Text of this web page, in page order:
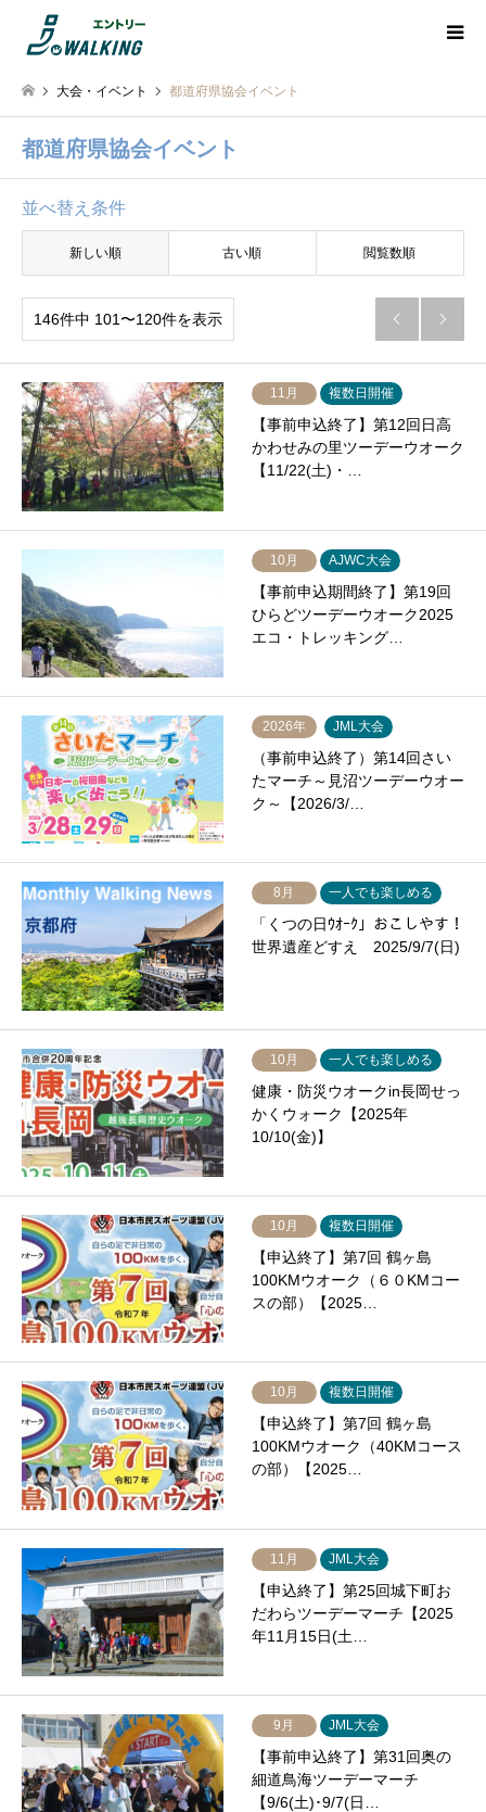
大会・イベント 都道府県協会イベント
都道府県協会イベント
並べ替え条件
新しい順 古い順 閲覧数順
146件中 101〜120件を表示  
11月 複数日開催
【事前申込終了】第12回日高
かわせみの里ツーデーウオーク
【11/22(土)・…
10月 AJWC大会
【事前申込期間終了】第19回
ひらどツーデーウオーク2025
エコ・トレッキング…
2026年 JML大会
（事前申込終了）第14回さい
たマーチ～見沼ツーデーウオー
ク～【2026/3/…
8月 一人でも楽しめる
「くつの日ｳｵｰｸ」おこしやす！
世界遺産どすえ 2025/9/7(日)
10月 一人でも楽しめる
健康・防災ウオークin長岡せっ
かくウォーク【2025年
10/10(金)】
10月 複数日開催
【申込終了】第7回 鶴ヶ島
100KMウオーク（６０KMコー
スの部）【2025…
10月 複数日開催
【申込終了】第7回 鶴ヶ島
100KMウオーク（40KMコース
の部）【2025…
11月 JML大会
【申込終了】第25回城下町お
だわらツーデーマーチ【2025
年11月15日(土…
9月 JML大会
【事前申込終了】第31回奥の
細道鳥海ツーデーマーチ
【9/6(土)･9/7(日…